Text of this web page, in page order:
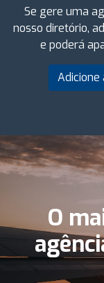
Se gere uma
nosso diretório,
e poderá
O